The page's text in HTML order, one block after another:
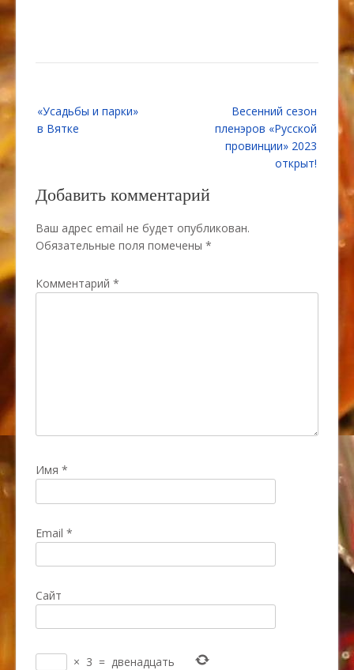
по
записям
«Усадьбы и парки»
в Вятке
Весенний сезон
пленэров «Русской
провинции» 2023
открыт!
Добавить комментарий
Ваш адрес email не будет опубликован.
Обязательные поля помечены *
Комментарий *
Имя *
Email *
Сайт
× 3 = двенадцать